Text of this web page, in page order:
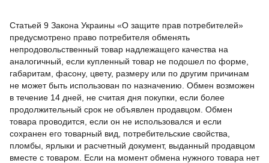
Статьей 9 Закона Украины «О защите прав потребителей»
предусмотрено право потребителя обменять
непродовольственный товар надлежащего качества на
аналогичный, если купленный товар не подошел по форме,
габаритам, фасону, цвету, размеру или по другим причинам
не может быть использован по назначению. Обмен возможен
в течение 14 дней, не считая дня покупки, если более
продолжительный срок не объявлен продавцом. Обмен
товара проводится, если он не использовался и если
сохранен его товарный вид, потребительские свойства,
пломбы, ярлыки и расчетный документ, выданный продавцом
вместе с товаром. Если на момент обмена нужного товара нет